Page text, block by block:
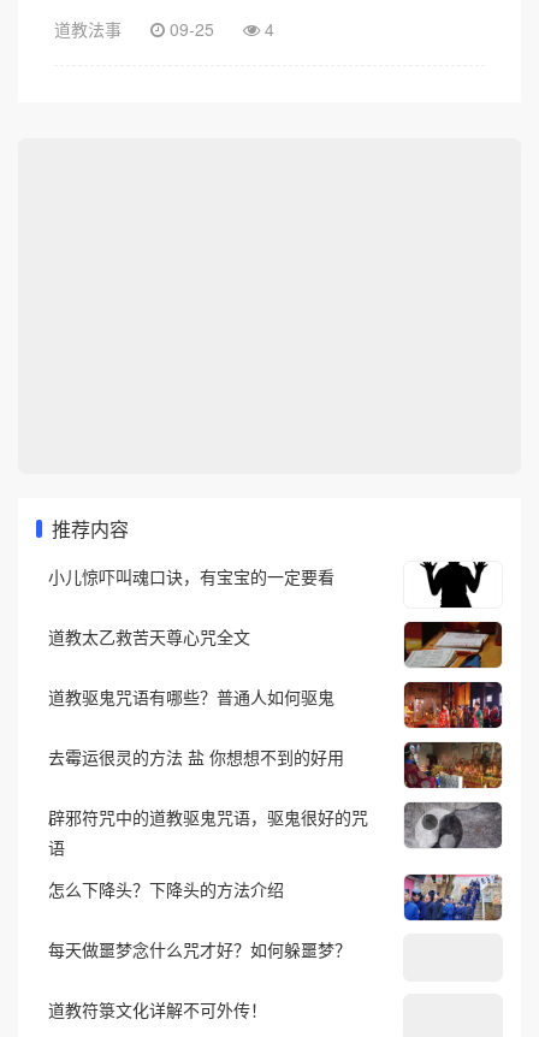
道教法事
09-25 4
推荐内容
小儿惊吓叫魂口诀，有宝宝的一定要看
道教太乙救苦天尊心咒全文
道教驱鬼咒语有哪些？普通人如何驱鬼
去霉运很灵的方法 盐 你想想不到的好用
辟邪符咒中的道教驱鬼咒语，驱鬼很好的咒
语
怎么下降头？下降头的方法介绍
每天做噩梦念什么咒才好？如何躲噩梦？
道教符箓文化详解不可外传！